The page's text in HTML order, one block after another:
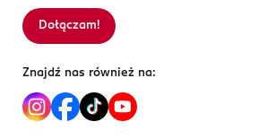
Kod EAN
4 021609 061984
Dołączam!
Znajdź nas również na: